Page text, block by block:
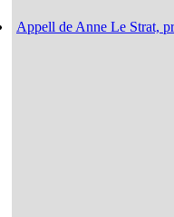
Appell de Anne Le Strat,